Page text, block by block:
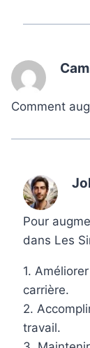
Comment
Pour
dans Les
1.
carrière.
2.
travail.